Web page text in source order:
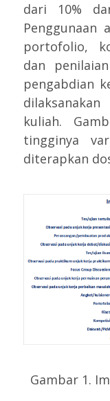
dari 10%
Penggunaan
portofolio,
dan
pengabdian
kuliah.
tingginya
diterapkan
Gambar 1.